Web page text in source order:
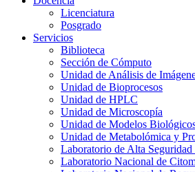
Licenciatura
Posgrado
Servicios
Biblioteca
Sección de Cómputo
Unidad de Análisis de
Unidad de Bioprocesos
Unidad de HPLC
Unidad de Microscopía
Unidad de Modelos
Unidad de Metabolómica y
Laboratorio de Alta
Laboratorio Nacional de